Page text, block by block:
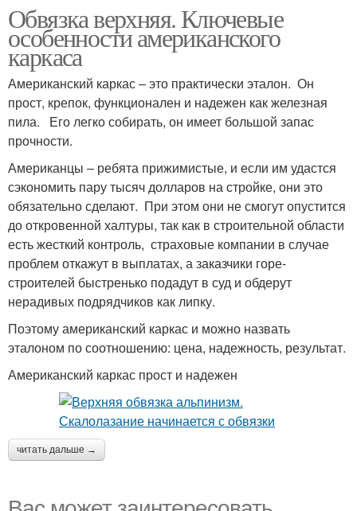
Обвязка верхняя. Ключевые
особенности американского
каркаса
Американский каркас – это практически эталон. Он
прост, крепок, функционален и надежен как железная
пила. Его легко собирать, он имеет большой запас
прочности.
Американцы – ребята прижимистые, и если им удастся
сэкономить пару тысяч долларов на стройке, они это
обязательно сделают. При этом они не смогут опустится
до откровенной халтуры, так как в строительной области
есть жесткий контроль, страховые компании в случае
проблем откажут в выплатах, а заказчики горе-
строителей быстренько подадут в суд и обдерут
нерадивых подрядчиков как липку.
Поэтому американский каркас и можно назвать
эталоном по соотношению: цена, надежность, результат.
Американский каркас прост и надежен
читать дальше →